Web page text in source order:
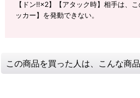
【ドン!!×2】【アタック時】相手は、
ッカー】を発動できない。
この商品を買った人は、こんな商